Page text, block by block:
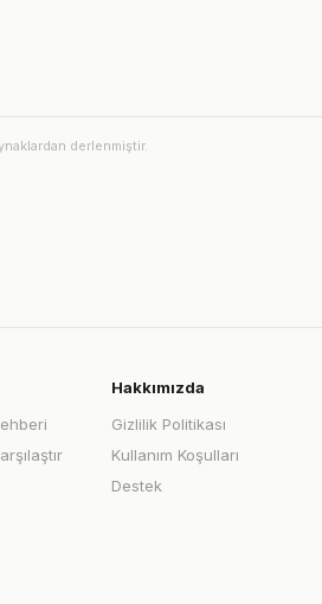
derlenmiştir.
Hakkımızda
Gizlilik Politikası
Kullanım Koşulları
Destek